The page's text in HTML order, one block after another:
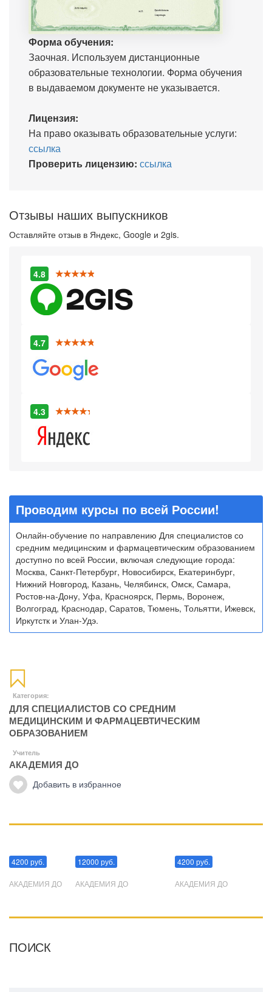
Форма обучения:
Заочная. Используем дистанционные
образовательные технологии. Форма обучения
в выдаваемом документе не указывается.
Лицензия:
На право оказывать образовательные услуги:
ссылка
Проверить лицензию: ссылка
Отзывы наших выпускников
Оставляйте отзыв в Яндекс, Google и 2gis.
4.8
4.7
4.3
Проводим курсы по всей России!
Онлайн-обучение по направлению Для специалистов со
средним медицинским и фармацевтическим образованием
доступно по всей России, включая следующие города:
Москва, Санкт-Петербург, Новосибирск, Екатеринбург,
Нижний Новгород, Казань, Челябинск, Омск, Самара,
Ростов-на-Дону, Уфа, Красноярск, Пермь, Воронеж,
Волгоград, Краснодар, Саратов, Тюмень, Тольятти, Ижевск,
Иркутстк и Улан-Удэ.
Категория:
ДЛЯ СПЕЦИАЛИСТОВ СО СРЕДНИМ
МЕДИЦИНСКИМ И ФАРМАЦЕВТИЧЕСКИМ
ОБРАЗОВАНИЕМ
Учитель
АКАДЕМИЯ ДО
Добавить в избранное
4200 руб.
АКАДЕМИЯ ДО
12000 руб.
АКАДЕМИЯ ДО
4200 руб.
АКАДЕМИЯ ДО
ПОИСК